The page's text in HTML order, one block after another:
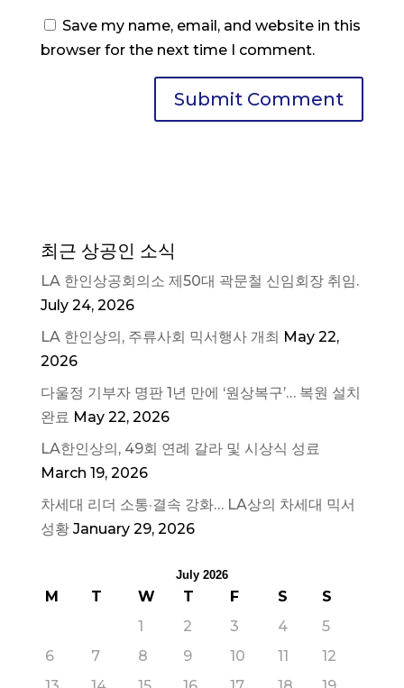
Save my name, email, and website in this
browser for the next time I comment.
최근 상공인 소식
LA 한인상공회의소 제50대 곽문철 신임회장 취임.
July 24, 2026
LA 한인상의, 주류사회 믹서행사 개최 May 22,
2026
다울정 기부자 명판 1년 만에 ‘원상복구’… 복원 설치
완료 May 22, 2026
LA한인상의, 49회 연례 갈라 및 시상식 성료
March 19, 2026
차세대 리더 소통·결속 강화… LA상의 차세대 믹서
성황 January 29, 2026
July 2026
M T W T F S
S
1
2 3 4
5
6
7 8 9 10 11
12